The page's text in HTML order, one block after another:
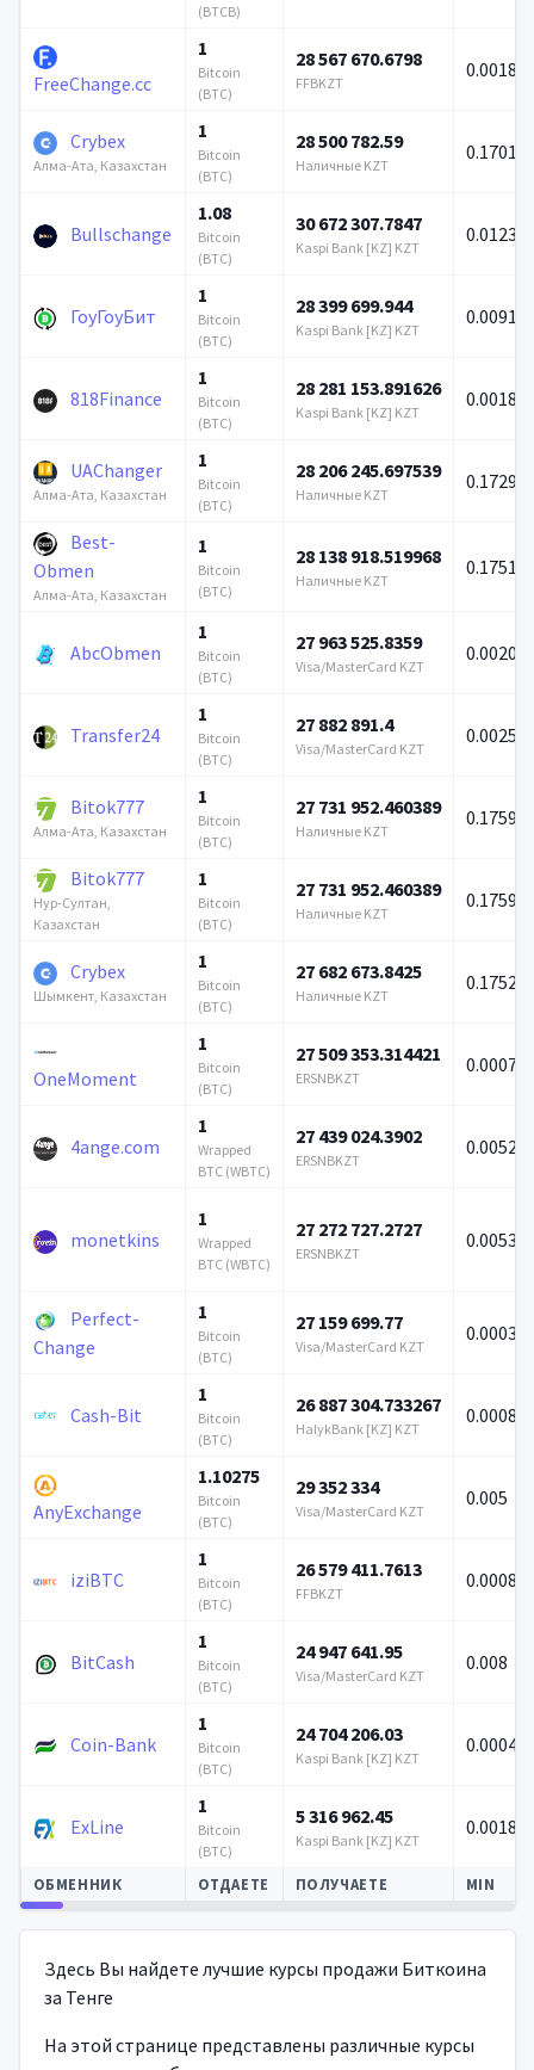
(BTCB)
FreeChange.cc
1
Bitcoin
(BTC)
28 567 670.6798
FFBKZT
Crybex
Алма-Ата, Казахстан
1
Bitcoin
(BTC)
28 500 782.59
Наличные KZT
Bullschange
1.08
Bitcoin
(BTC)
30 672 307.7847
Kaspi Bank [KZ] KZT
ГоуГоуБит
1
Bitcoin
(BTC)
28 399 699.944
Kaspi Bank [KZ] KZT
818Finance
1
Bitcoin
(BTC)
28 281 153.891626
Kaspi Bank [KZ] KZT
0.0018
UAChanger
Алма-Ата, Казахстан
1
Bitcoin
(BTC)
28 206 245.697539
Наличные KZT
0.17295
Best-
Obmen
Алма-Ата, Казахстан
1
Bitcoin
(BTC)
28 138 918.519968
Наличные KZT
AbcObmen
1
Bitcoin
(BTC)
27 963 525.8359
Visa/MasterCard KZT
0.00208
Transfer24
1
Bitcoin
(BTC)
27 882 891.4
Visa/MasterCard KZT
0.0025
Bitok777
Алма-Ата, Казахстан
1
Bitcoin
(BTC)
27 731 952.460389
Наличные KZT
Bitok777
Нур-Султан,
Казахстан
1
Bitcoin
(BTC)
27 731 952.460389
Наличные KZT
Crybex
Шымкент, Казахстан
1
Bitcoin
(BTC)
27 682 673.8425
Наличные KZT
0.1752
OneMoment
1
Bitcoin
(BTC)
27 509 353.314421
ERSNBKZT
4ange.com
1
Wrapped
BTC (WBTC)
27 439 024.3902
ERSNBKZT
monetkins
1
Wrapped
BTC (WBTC)
27 272 727.2727
ERSNBKZT
Perfect-
Change
1
Bitcoin
(BTC)
27 159 699.77
Visa/MasterCard KZT
Cash-Bit
1
Bitcoin
(BTC)
26 887 304.733267
HalykBank [KZ] KZT
0.00084
AnyExchange
1.10275
Bitcoin
(BTC)
29 352 334
Visa/MasterCard KZT
0.005
iziBTC
1
Bitcoin
(BTC)
26 579 411.7613
FFBKZT
0.00085
BitCash
1
Bitcoin
(BTC)
24 947 641.95
Visa/MasterCard KZT
0.008
Coin-Bank
1
Bitcoin
(BTC)
24 704 206.03
Kaspi Bank [KZ] KZT
ExLine
1
Bitcoin
(BTC)
5 316 962.45
Kaspi Bank [KZ] KZT
ОБМЕННИК ОТДАЕТЕ ПОЛУЧАЕТЕ MIN
Автообновление
Здесь Вы найдете лучшие курсы продажи Биткоина
за Тенге
На этой странице представлены различные курсы